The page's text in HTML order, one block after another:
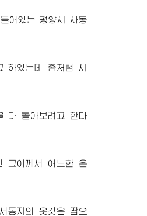
어있는 평양시 사동
하였는데 좀처럼 시
다 돌아보려고 한다
그이께서 어느한 온
동지의 옷깃은 땀으